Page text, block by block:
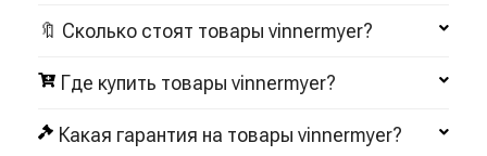
🔖 Сколько стоят товары vinnermyer?
Где купить товары vinnermyer?
Какая гарантия на товары vinnermyer?